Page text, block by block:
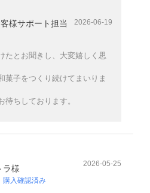
様サポート担当 2026-06-19
たとお聞きし、大変嬉しく思
菓子をつくり続けてまいりま
待ちしております。
ラ様
購入確認済み
2026-05-25